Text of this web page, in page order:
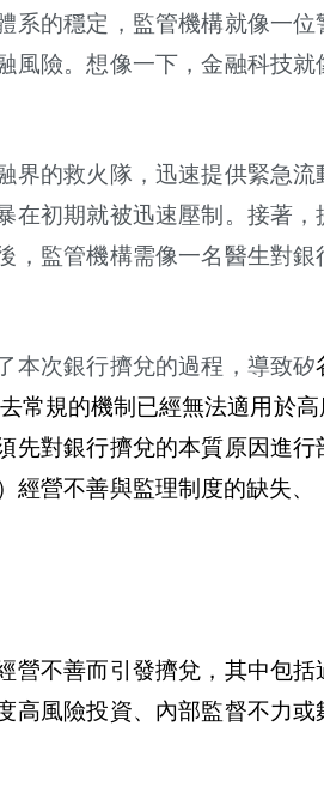
系的穩定，監管機構就像一
險。想像一下，金融科技
界的救火隊，迅速提供緊急
在初期就被迅速壓制。接著
，監管機構需像一名醫生對
本次銀行擠兌的過程，導致矽
常規的機制已經無法適用於
先對銀行擠兌的本質原因進
經營不善與監理制度的缺失
營不善而引發擠兌，其中包
高風險投資、內部監督不力